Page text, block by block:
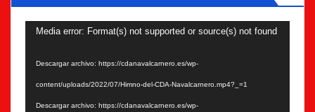
Reproductor
Media error: Format(s) not supported or source(s) not found
Descargar archivo: https://cdanavalcarnero.es/wp-
content/uploads/2022/07/Himno-del-CDA-Navalcarnero.mp4?_=1
Descargar archivo: https://cdanavalcarnero.es/wp-